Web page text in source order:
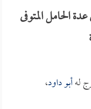
الحامل المتوفى
لهأبو داود،